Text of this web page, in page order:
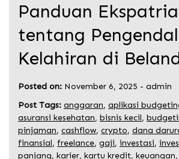
Panduan
tentang
Kelahiran di
Posted on: November 6, 2025 - admin
Post Tags: anggaran, aplikasi
asuransi kesehatan, bisnis kecil,
pinjaman, cashflow, crypto, dana
finansial, freelance, gaji, investasi,
panjang, karier, kartu kredit, keuangan,